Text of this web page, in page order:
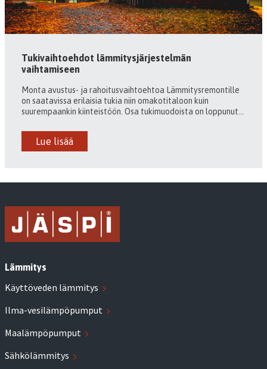
Tukivaihtoehdot lämmitysjärjestelmän
vaihtamiseen
Monta avustus- ja rahoitusvaihtoehtoa Lämmitysremontille
on saatavissa erilaisia tukia niin omakotitaloon kuin
suurempaankin kiinteistöön. Osa tukimuodoista on loppunut...
Lue lisää
Lämmitys
Käyttöveden lämmitys
Ilma-vesilämpöpumput
Maalämpöpumput
Sähkölämmitys